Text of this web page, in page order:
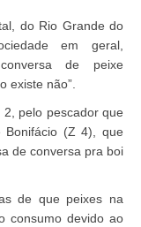
do Rio Grande do
em geral,
de peixe
existe não”.
pelo pescador que
Bonifácio (Z 4), que
de conversa pra boi
de que peixes na
consumo devido ao